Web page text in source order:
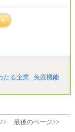
】※一律地域手当1
たる企業
免疫機能
> 最後のページ>>